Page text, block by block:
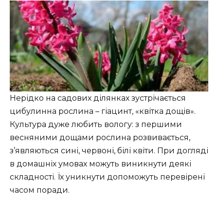
Нерідко на садових ділянках зустрічається
цибулинна рослина – гіацинт, «квітка дощів».
Культура дуже любить вологу: з першими
весняними дощами рослина розвивається,
з’являються сині, червоні, білі квіти. При догляді
в домашніх умовах можуть виникнути деякі
складності. Їх уникнути допоможуть перевірені
часом поради.